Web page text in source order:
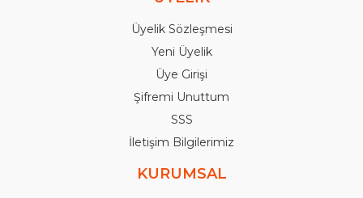
Üyelik Sözleşmesi
Yeni Üyelik
Üye Girişi
Şifremi Unuttum
SSS
İletişim Bilgilerimiz
KURUMSAL